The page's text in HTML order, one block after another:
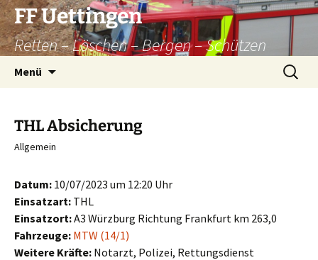
Zum
Inhalt
springen
FF Uettingen
Retten – Löschen – Bergen – Schützen
Menü
Suchen
nach:
THL Absicherung
Allgemein
Datum: 10/07/2023 um 12:20 Uhr
Einsatzart: THL
Einsatzort:A3 Würzburg Richtung Frankfurt km 263,0
Fahrzeuge: MTW (14/1)
Weitere Kräfte: Notarzt, Polizei, Rettungsdienst